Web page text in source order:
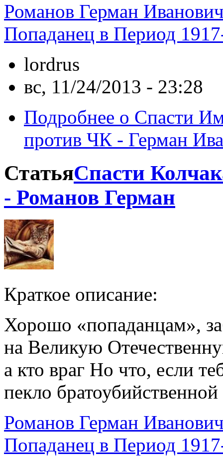
Романов Герман
Попаданец в Период
lordrus
вс, 11/24/2013 - 23:28
Подробнее о Спасти
против ЧК - Герман
СтатьяСпасти
- Романов Герман
Краткое описание:
Хорошо «попаданцам»,
на Великую
а кто враг Но что, если
пекло
Романов Герман
Попаданец в Период